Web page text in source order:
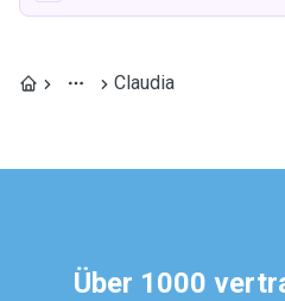
Claudia
Über 1000